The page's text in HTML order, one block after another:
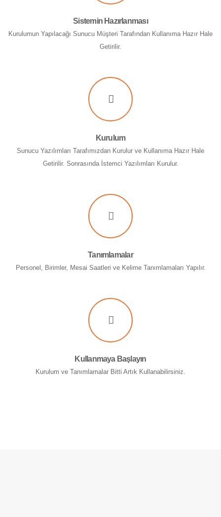
Sistemin Hazırlanması
Kurulumun Yapılacağı Sunucu Müşteri Tarafından Kullanıma Hazır Hale
Getirilir.
Kurulum
Sunucu Yazılımları Tarafımızdan Kurulur ve Kullanıma Hazır Hale
Getirilir. Sonrasında İstemci Yazılımları Kurulur.
Tanımlamalar
Personel, Birimler, Mesai Saatleri ve Kelime Tanımlamaları Yapılır.
Kullanmaya Başlayın
Kurulum ve Tanımlamalar Bitti Artık Kullanabilirsiniz.